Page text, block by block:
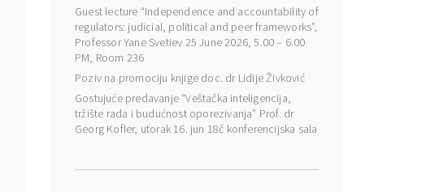
Guest lecture “Independence and accountability of
regulators: judicial, political and peer frameworks”,
Professor Yane Svetiev 25 June 2026, 5.00 – 6.00
PM, Room 236
Poziv na promociju knjige doc. dr Lidije Živković
Gostujuće predavanje “Veštačka inteligencija,
tržište rada i budućnost oporezivanja” Prof. dr
Georg Kofler, utorak 16. jun 18č konferencijska sala